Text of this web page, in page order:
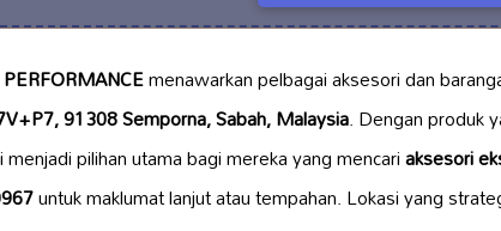
menawarkan pelbagai aksesori dan
91308 Semporna, Sabah, Malaysia. Dengan produk
menjadi pilihan utama bagi mereka yang mencariaksesori
untuk maklumat lanjut atau tempahan. Lokasi yang